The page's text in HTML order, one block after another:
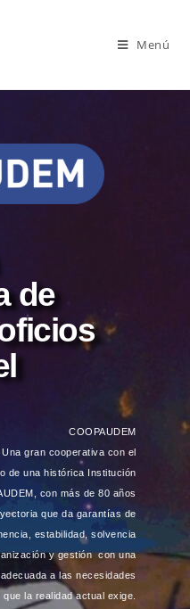
Menú
de
COOPAUDEM
Una gran cooperativa con el
de una histórica Institución
con más de 80 años
que da garantías de
estabilidad, solvencia
y gestión con una
a las necesidades
que la realidad actual exige.